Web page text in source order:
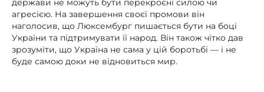
держави не можуть бути перекроєні силою чи
агресією. На завершення своєї промови він
наголосив, що Люксембург пишається бути на боці
України та підтримувати її народ. Він також чітко дав
зрозуміти, що Україна не сама у цій боротьбі — і не
буде самою доки не відновиться мир.